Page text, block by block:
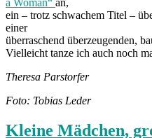
ein – trotz schwachem Titel –
einer
überraschend überzeugenden,
Vielleicht tanze ich auch noch
Theresa Parstorfer
Foto: Tobias Leder
Kleine Mädchen,